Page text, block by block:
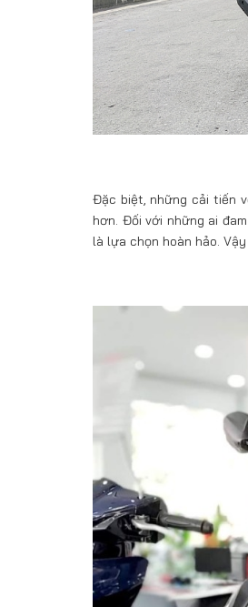
Đặc biệt, những cải tiến
hơn. Đối với những ai
là lựa chọn hoàn hảo.